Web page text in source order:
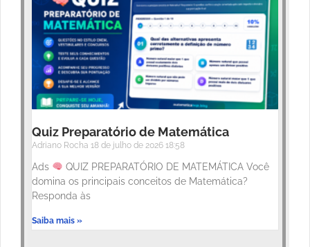
Quiz Preparatório de Matemática
Adriano Rocha 18 de julho de 2026 18:58
Ads
QUIZ PREPARATÓRIO DE MATEMÁTICA Você
domina os principais conceitos de Matemática?
Responda às
Saiba mais »